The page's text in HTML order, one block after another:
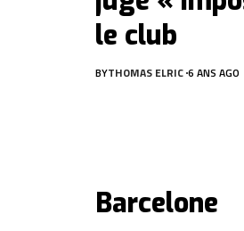
le club
BYTHOMAS ELRIC 6 ANS AGO
Barcelone